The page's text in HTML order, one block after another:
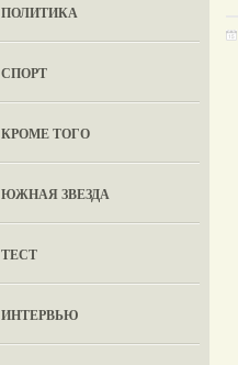
ПОЛИТИКА
СПОРТ
КРОМЕ ТОГО
ЮЖНАЯ ЗВЕЗДА
ТЕСТ
ИНТЕРВЬЮ